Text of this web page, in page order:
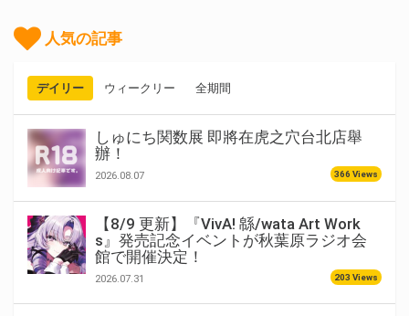
人気の記事
デイリー ウィークリー 全期間
しゅにち関数展 即將在虎之穴台北店舉
辦！
2026.08.07 366 Views
【8/9 更新】『VivA! 緜/wata Art Work
s』発売記念イベントが秋葉原ラジオ会
館で開催決定！
2026.07.31 203 Views